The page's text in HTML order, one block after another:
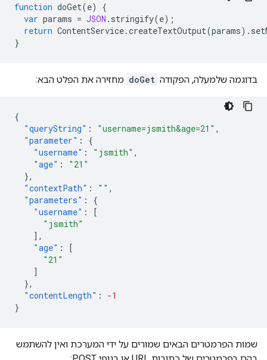
function doGet(e)
{
var params = JSON . stringify(e);
return ContentService.createTextOutput(params).
}
בדוגמה שלמעלה, הפקודה doGet מחזירה את הפלט הבא:
{
"queryString" : "username=jsmith&age=21" ,
"parameter" :
{
"username" : "jsmith" ,
"age" :
"21"
},
"contextPath" : "" ,
"parameters" :
{
"username" :
[
"jsmith"
],
"age" :
[
"21"
]
},
"contentLength" :
-1
}
שמות הפרמטרים הבאים שמורים על ידי המערכת ואין להשתמש